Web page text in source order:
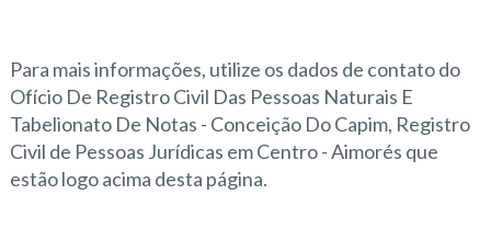
Para mais informações, utilize os dados de contato do
Ofício De Registro Civil Das Pessoas Naturais E
Tabelionato De Notas - Conceição Do Capim, Registro
Civil de Pessoas Jurídicas em Centro - Aimorés que
estão logo acima desta página.